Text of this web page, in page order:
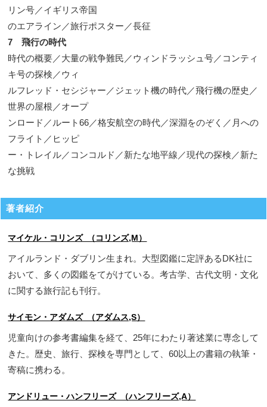
リン号／イギリス帝国
のエアライン／旅行ポスター／長征
7 飛行の時代
時代の概要／大量の戦争難民／ウィンドラッシュ号／コンティ
キ号の探検／ウィ
ルフレッド・セシジャー／ジェット機の時代／飛行機の歴史／
世界の屋根／オープ
ンロード／ルート66／格安航空の時代／深淵をのぞく／月への
フライト／ヒッピ
ー・トレイル／コンコルド／新たな地平線／現代の探検／新た
な挑戦
著者紹介
マイケル・コリンズ （コリンズ,M）
アイルランド・ダブリン生まれ。大型図鑑に定評あるDK社に
おいて、多くの図鑑をてがけている。考古学、古代文明・文化
に関する旅行記も刊行。
サイモン・アダムズ （アダムス,S）
児童向けの参考書編集を経て、25年にわたり著述業に専念して
きた。歴史、旅行、探検を専門として、60以上の書籍の執筆・
寄稿に携わる。
アンドリュー・ハンフリーズ （ハンフリーズ,A）